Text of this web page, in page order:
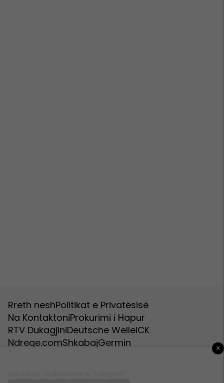
Rreth neshPolitikat e Privatësisë
Na KontaktoniProkurimi i Hapur
RTV DukagjiniDeutsche WelleICK
Ndreqe.comShkabajGermin ×